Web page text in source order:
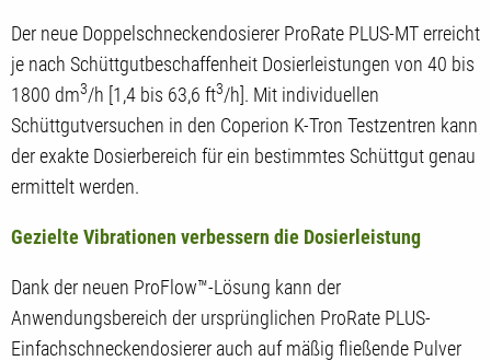
Der neue Doppelschneckendosierer ProRate PLUS-MT erreicht
je nach Schüttgutbeschaffenheit Dosierleistungen von 40 bis
1800 dm3/h [1,4 bis 63,6 ft3/h]. Mit individuellen
Schüttgutversuchen in den Coperion K-Tron Testzentren kann
der exakte Dosierbereich für ein bestimmtes Schüttgut genau
ermittelt werden.
Gezielte Vibrationen verbessern die Dosierleistung
Dank der neuen ProFlow™-Lösung kann der
Anwendungsbereich der ursprünglichen ProRate PLUS-
Einfachschneckendosierer auch auf mäßig fließende Pulver